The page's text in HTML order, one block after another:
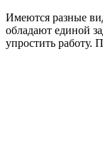
Имеются разные
обладают единой
упростить работу.